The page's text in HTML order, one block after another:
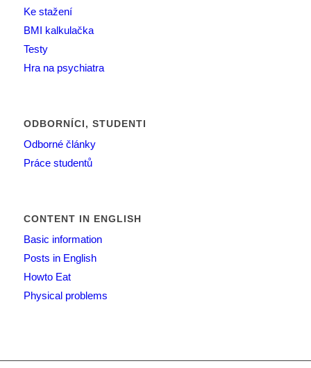
Ke stažení
BMI kalkulačka
Testy
Hra na psychiatra
ODBORNÍCI, STUDENTI
Odborné články
Práce studentů
CONTENT IN ENGLISH
Basic information
Posts in English
Howto Eat
Physical problems